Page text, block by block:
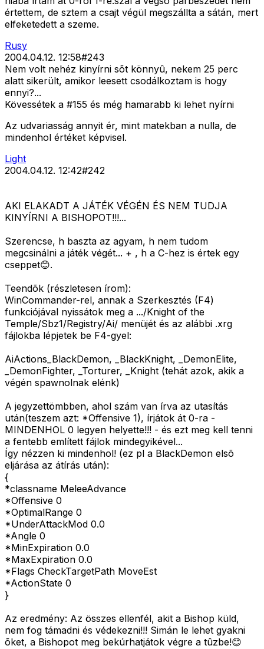
értettem, de sztem a csajt végül megszállta a sátán, mert
elfeketedett a szeme.
Rusy
2004.04.12. 12:58#243
Nem volt nehéz kinyírni sõt könnyû, nekem 25 perc
alatt sikerült, amikor leesett csodálkoztam is hogy
ennyi?...
Kövessétek a #155 és még hamarabb ki lehet nyírni
Az udvariasság annyit ér, mint matekban a nulla, de
mindenhol értéket képvisel.
Light
2004.04.12. 12:42#242
AKI ELAKADT A JÁTÉK VÉGÉN ÉS NEM TUDJA
KINYÍRNI A BISHOPOT!!!...
Szerencse, h baszta az agyam, h nem tudom
megcsinálni a játék végét... + , h a C-hez is értek egy
cseppet😊.
Teendõk (részletesen írom):
WinCommander-rel, annak a Szerkesztés (F4)
funkciójával nyissátok meg a .../Knight of the
Temple/Sbz1/Registry/Ai/ menüjét és az alábbi .xrg
fájlokba lépjetek be F4-gyel:
AiActions_BlackDemon, _BlackKnight, _DemonElite,
_DemonFighter, _Torturer, _Knight (tehát azok, akik a
végén spawnolnak elénk)
A jegyzettömbben, ahol szám van írva az utasítás
után(teszem azt: *Offensive 1), írjátok át 0-ra -
MINDENHOL 0 legyen helyette!!! - és ezt meg kell tenni
a fentebb említett fájlok mindegyikével...
Így nézzen ki mindenhol! (ez pl a BlackDemon elsõ
eljárása az átírás után):
{
*classname MeleeAdvance
*Offensive 0
*OptimalRange 0
*UnderAttackMod 0.0
*Angle 0
*MinExpiration 0.0
*MaxExpiration 0.0
*Flags CheckTargetPath MoveEst
*ActionState 0
}
Az eredmény: Az összes ellenfél, akit a Bishop küld,
nem fog támadni és védekezni!!! Simán le lehet gyakni
õket, a Bishopot meg bekúrhatjátok végre a tûzbe!😊